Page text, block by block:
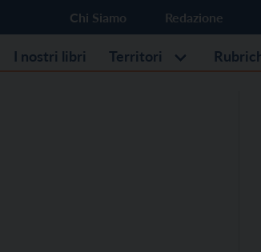
Chi Siamo Redazione
I nostri libri Territori